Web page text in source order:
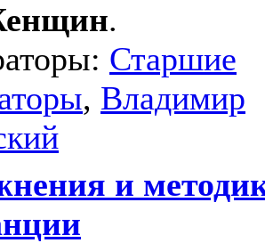
.
Старшие
, Владимир
и